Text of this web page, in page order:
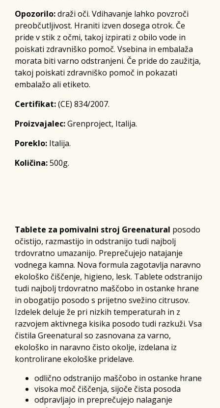
Opozorilo:draži oči. Vdihavanje lahko povzroči
preobčutljivost. Hraniti izven dosega otrok. Če
pride v stik z očmi, takoj izpirati z obilo vode in
poiskati zdravniško pomoč. Vsebina in embalaža
morata biti varno odstranjeni. Če pride do zaužitja,
takoj poiskati zdravniško pomoč in pokazati
embalažo ali etiketo.
Certifikat:(CE) 834/2007.
Proizvajalec:Grenproject, Italija.
Poreklo: Italija.
Količina:500g.
Tablete za pomivalni stroj Greenatural posodo
očistijo, razmastijo in odstranijo tudi najbolj
trdovratno umazanijo. Preprečujejo natajanje
vodnega kamna. Nova formula zagotavlja naravno
ekološko čiščenje, higieno, lesk. Tablete odstranijo
tudi najbolj trdovratno maščobo in ostanke hrane
in obogatijo posodo s prijetno svežino citrusov.
Izdelek deluje že pri nizkih temperaturah in z
razvojem aktivnega kisika posodo tudi razkuži. Vsa
čistila Greenatural so zasnovana za varno,
ekološko in naravno čisto okolje, izdelana iz
kontrolirane ekološke pridelave.
odlično odstranijo maščobo in ostanke hrane
visoka moč čiščenja, sijoče čista posoda
odpravljajo in preprečujejo nalaganje